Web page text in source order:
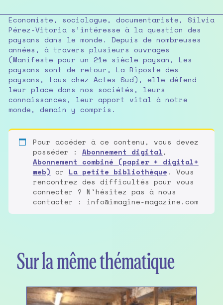
Economiste, sociologue, documentariste, Silvia
Pérez-Vitoria s’intéresse à la question des
paysans dans le monde. Depuis de nombreuses
années, à travers plusieurs ouvrages
(Manifeste pour un 21e siècle paysan, Les
paysans sont de retour, La Riposte des
paysans, tous chez Actes Sud), elle défend
leur place dans nos sociétés, leurs
connaissances, leur apport vital à notre
monde, demain y compris.
Pour accéder à ce contenu, vous devez
posséder : Abonnement digital ,
Abonnement combiné (papier + digital+
web) or La petite bibliothèque. Vous
rencontrez des difficultés pour vous
connecter ? N'hésitez pas à nous
contacter : info@imagine-magazine.com
Sur la même thématique